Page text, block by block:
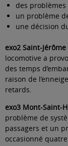
des
un problème
une décision
exo2 Saint-Jérôme
locomotive a
des temps
raison de
retards.
exo3 Mont-Saint-
problème de
passagers et un
occasionné